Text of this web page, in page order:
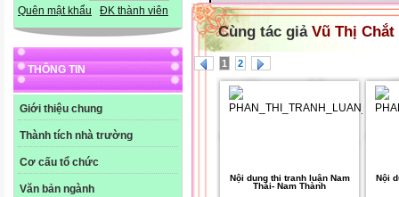
Quên mật khẩu ĐK thành viên
THÔNG TIN
Giới thiệu chung
Thành tích nhà trường
Cơ cấu tổ chức
Văn bản ngành
Cùng tác giả Vũ Thị Chắt
1 2
Nội dung thi tranh luận Nam
Thái- Nam Thành
Nội